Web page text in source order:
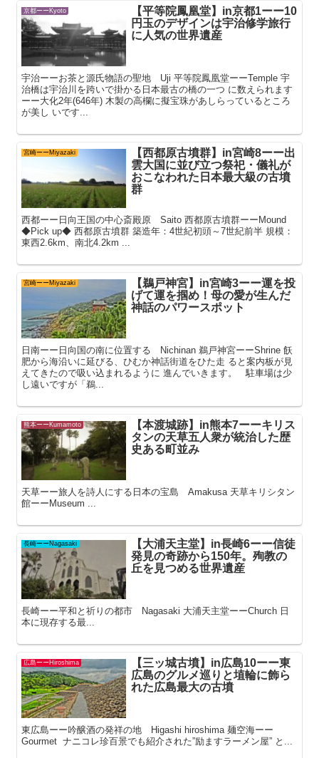
京都ーーKyoto
【平等院鳳凰堂】in京都1ーー10
円玉のデザインは宇治修学旅行
に人気の世界遺産
宇治ーーお茶と源氏物語の聖地 Uji 平等院鳳凰堂ーーTemple 宇
治橋は宇治川を跨いで掛かる日本最古の橋の一つ に数えられます
ーー大化2年(646年) 木製の高欄に擬宝珠があしらっているところ
が美し いです...
宮崎ーーMiyazaki
【西都原古墳群】in宮崎8ーー出
雲大国に並び立つ祭祀・儀礼が
おこなわれた日本最大級の古墳
群
西都ーー日向王国の中心斎殿原 Saito 西都原古墳群ーーMound
◆Pick up◆ 西都原古墳群 築造年：4世紀初頭～7世紀前半 規模：
東西2.6km、南北4.2km ...
宮崎ーーMiyazaki
【鵜戸神宮】in宮崎3ーー運を投
げて運を掴め！母の愛が生んだ
神話のパワースポット
日南ーー日向国の南に位置する Nichinan 鵜戸神宮ーーShrine 飫
肥から海沿いに延びる、ひむか神話街道をひた走 ると案内板が見
えてきたので吸い込まれるように 進んでいきます。 駐車場は少
し遠いですが「鵜...
熊本ーーKumamoto
【本渡城跡】in熊本7ーーキリス
タンの天草五人衆が統治した歴
史ある町並み
天草ーー旅人を詩人にする日本の宝島 Amakusa 天草キリシタン
館ーーMuseum ...
長崎ーーNagasaki
【大浦天主堂】in長崎6ーー信徒
発見の奇跡から150年。殉教の
丘を見つめる世界遺産
長崎ーー平和と祈りの都市 Nagasaki 大浦天主堂ーーChurch 日
本に現存する最...
広島ーーHiroshima
【三ッ城古墳】in広島10ーー東
広島のグルメ巡りと埴輪に飾ら
れた広島最大の古墳
東広島ーー吟醸酒の発祥の地 Higashi hiroshima 麺空海ーー
Gourmet ナニコレ珍百景でも紹介された”励ますラーメン屋” と...